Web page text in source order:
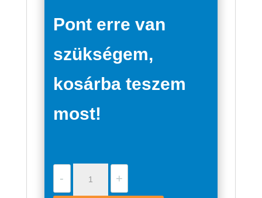
Pont erre van
szükségem,
kosárba teszem
most!
- +